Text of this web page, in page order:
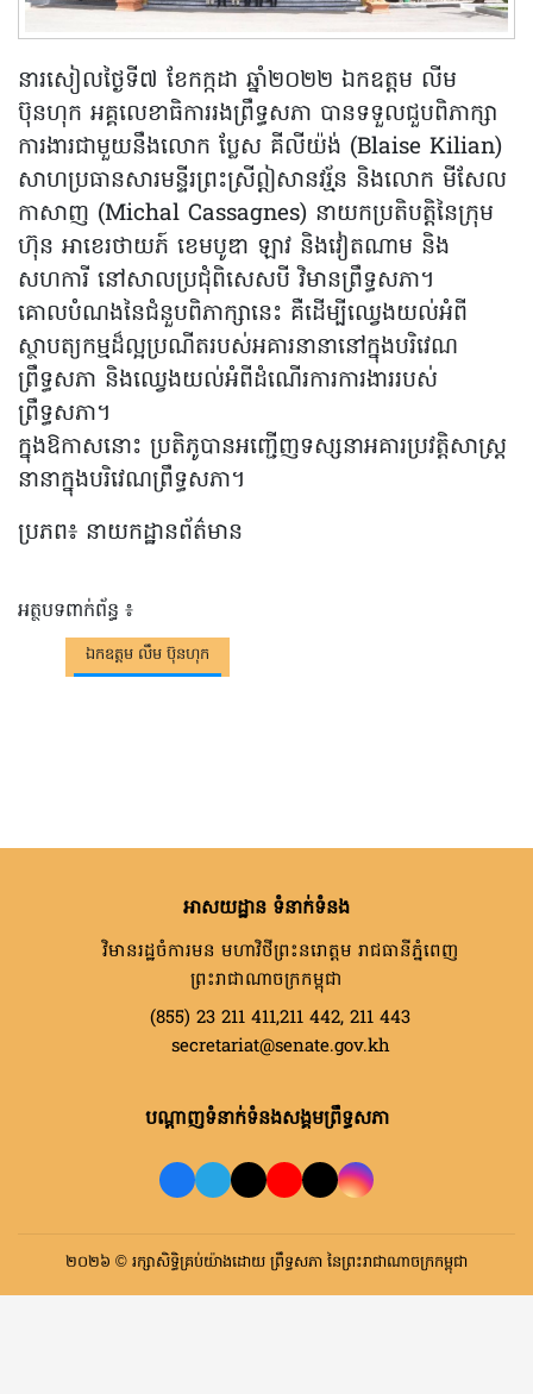
នារសៀលថ្ងៃទី៧ ខែកក្កដា ឆ្នាំ២០២២ ឯកឧត្តម លីម
ប៊ុនហុក អគ្គលេខាធិការរងព្រឹទ្ធសភា បានទទួលជួបពិភាក្សា
ការងារជាមួយនឹងលោក ប្លែស គីលីយ៉ង់ (Blaise Kilian)
សាហប្រធានសារមន្ទីរព្រះស្រីឦសានវរ្ម័ន និងលោក មីសែល
កាសាញ (Michal Cassagnes) នាយកប្រតិបត្តិនៃក្រុម
ហ៊ុន អាខេរថាយភ៍ ខេមបូឌា ឡាវ និងវៀតណាម និង
សហការី នៅសាលប្រជុំពិសេសបី វិមានព្រឹទ្ធសភា។
គោលបំណងនៃជំនួបពិភាក្សានេះ គឺដើម្បីឈ្វេងយល់អំពី
ស្ថាបត្យកម្មដ៏ល្អប្រណីតរបស់អគារនានានៅក្នុងបរិវេណ
ព្រឹទ្ធសភា និងឈ្វេងយល់អំពីដំណើរការការងាររបស់
ព្រឹទ្ធសភា។
ក្នុងឱកាសនោះ ប្រតិភូបានអញ្ជើញទស្សនាអគារប្រវត្តិសាស្រ្ត
នានាក្នុងបរិវេណព្រឹទ្ធសភា។
ប្រភព៖ នាយកដ្ឋានព័ត៌មាន
អត្ថបទពាក់ព័ន្ធ ៖
ឯកឧត្តម លឹម ប៊ុនហុក
អាសយដ្ឋាន ទំនាក់ទំនង
វិមានរដ្ឋចំការមន មហាវិថីព្រះនរោត្តម រាជធានីភ្នំពេញ
ព្រះរាជាណាចក្រកម្ពុជា
(855) 23 211 411,211 442, 211 443
secretariat@senate.gov.kh
បណ្តាញទំនាក់ទំនងសង្គមព្រឹទ្ធសភា
២០២៦ © រក្សាសិទ្ធិគ្រប់យ៉ាងដោយ ព្រឹទ្ធសភា នៃព្រះរាជាណាចក្រកម្ពុជា